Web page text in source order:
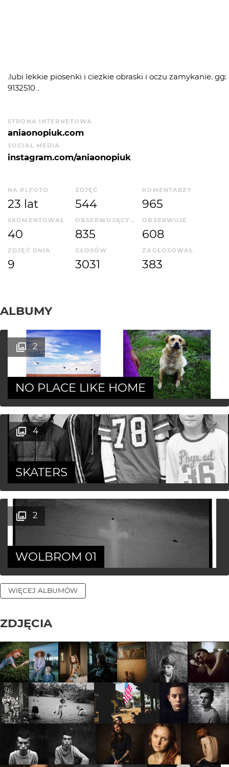
.lubi lekkie piosenki i ciezkie obraski i oczu zamykanie. gg:
9132510 .
STRONA INTERNETOWA
aniaonopiuk.com
SOCIAL MEDIA
instagram.com/aniaonopiuk
NA PLFOTO
23 lat
ZDJĘĆ
544
KOMENTARZY
965
SKOMENTOWAŁ
40
OBSERWUJĄCYCH
835
OBSERWUJE
608
ZDJĘĆ DNIA
9
GŁOSÓW
3031
ZAGŁOSOWAŁ
383
ALBUMY
2
NO PLACE LIKE HOME
4
SKATERS
2
WOLBROM 01
WIĘCEJ ALBUMÓW
ZDJĘCIA